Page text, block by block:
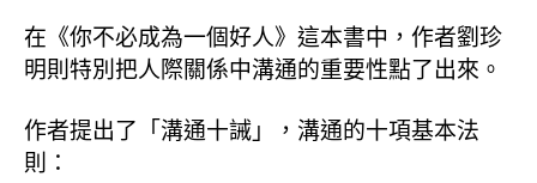
在《你不必成為一個好人》這本書中，作者劉珍
明則特別把人際關係中溝通的重要性點了出來。
作者提出了「溝通十誡」，溝通的十項基本法
則：